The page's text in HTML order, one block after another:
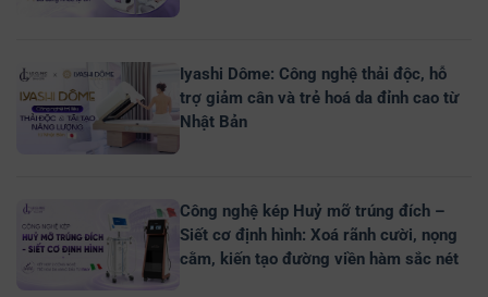
Iyashi Dôme: Công nghệ thải độc, hỗ
trợ giảm cân và trẻ hoá da đỉnh cao từ
Nhật Bản
Công nghệ kép Huỷ mỡ trúng đích –
Siết cơ định hình: Xoá rãnh cười, nọng
cằm, kiến tạo đường viền hàm sắc nét